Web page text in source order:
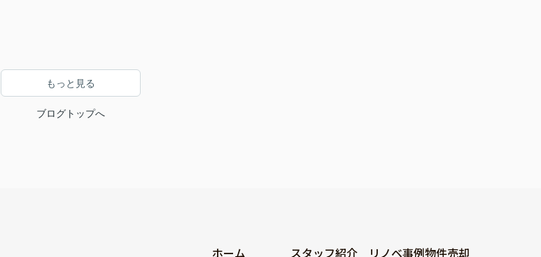
もっと見る
ブログトップへ
ホーム
スタッフ紹介
リノベ事例物件売却